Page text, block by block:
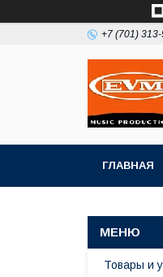
+7 (701)
ГЛАВНАЯ
Товары и